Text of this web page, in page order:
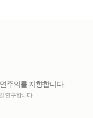
주의를 지향합니다.
연구합니다.